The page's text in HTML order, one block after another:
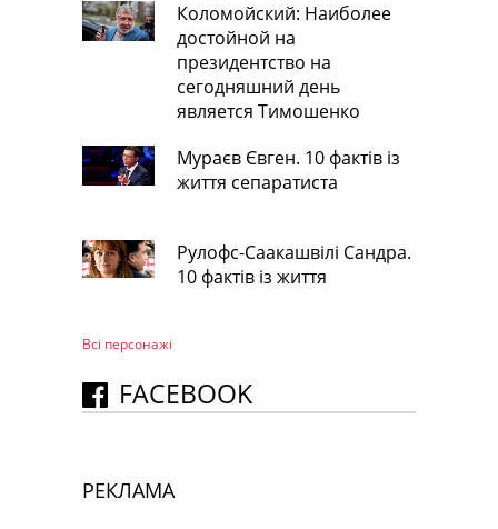
Коломойский: Наиболее
достойной на
президентство на
сегодняшний день
является Тимошенко
Мураєв Євген. 10 фактів із
життя сепаратиста
Рулофс-Саакашвілі Сандра.
10 фактів із життя
Всі персонажi
FACEBOOK
РЕКЛАМА